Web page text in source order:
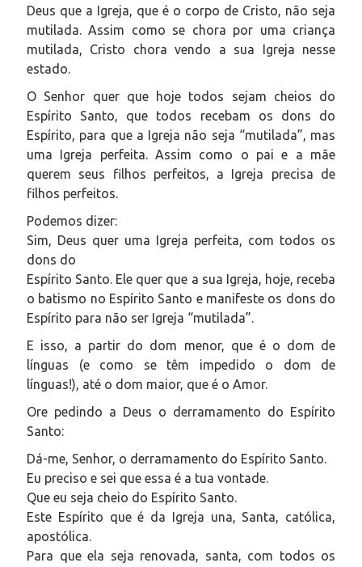
Deus que a Igreja, que é o corpo de Cristo, não seja
mutilada. Assim como se chora por uma criança
mutilada, Cristo chora vendo a sua Igreja nesse
estado.
O Senhor quer que hoje todos sejam cheios do
Espírito Santo, que todos recebam os dons do
Espírito, para que a Igreja não seja “mutilada”, mas
uma Igreja perfeita. Assim como o pai e a mãe
querem seus filhos perfeitos, a Igreja precisa de
filhos perfeitos.
Podemos dizer:
Sim, Deus quer uma Igreja perfeita, com todos os
dons do
Espírito Santo. Ele quer que a sua Igreja, hoje, receba
o batismo no Espírito Santo e manifeste os dons do
Espírito para não ser Igreja “mutilada”.
E isso, a partir do dom menor, que é o dom de
línguas (e como se têm impedido o dom de
línguas!), até o dom maior, que é o Amor.
Ore pedindo a Deus o derramamento do Espírito
Santo:
Dá-me, Senhor, o derramamento do Espírito Santo.
Eu preciso e sei que essa é a tua vontade.
Que eu seja cheio do Espírito Santo.
Este Espírito que é da Igreja una, Santa, católica,
apostólica.
Para que ela seja renovada, santa, com todos os